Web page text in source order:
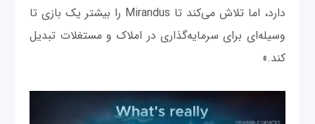
دارد، اما تلاش می‌کند تا Mirandus را بیشتر یک بازی تا
وسیله‌ای برای سرمایه‌گذاری در املاک و مستغلات تبدیل
کند.»